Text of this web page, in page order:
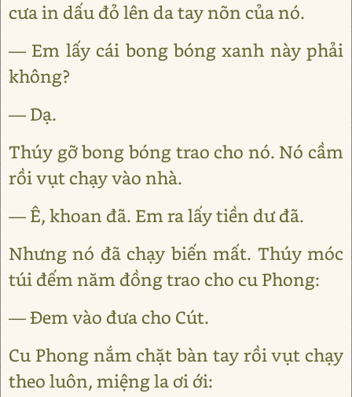
cưa in dấu đỏ lên da tay nõn của nó.
— Em lấy cái bong bóng xanh này phải
không?
— Dạ.
Thúy gỡ bong bóng trao cho nó. Nó cầm
rồi vụt chạy vào nhà.
— Ê, khoan đã. Em ra lấy tiền dư đã.
Nhưng nó đã chạy biến mất. Thúy móc
túi đếm năm đồng trao cho cu Phong:
— Đem vào đưa cho Cút.
Cu Phong nắm chặt bàn tay rồi vụt chạy
theo luôn, miệng la ơi ới: